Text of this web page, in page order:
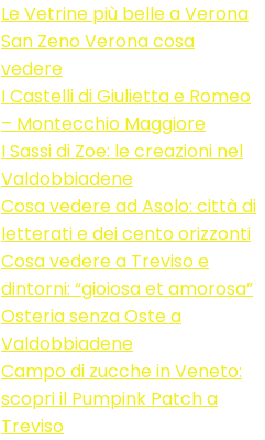
Le Vetrine più belle a Verona
San Zeno Verona cosa
vedere
I Castelli di Giulietta e Romeo
– Montecchio Maggiore
I Sassi di Zoe: le creazioni nel
Valdobbiadene
Cosa vedere ad Asolo: città di
letterati e dei cento orizzonti
Cosa vedere a Treviso e
dintorni: “gioiosa et amorosa”
Osteria senza Oste a
Valdobbiadene
Campo di zucche in Veneto:
scopri il Pumpink Patch a
Treviso